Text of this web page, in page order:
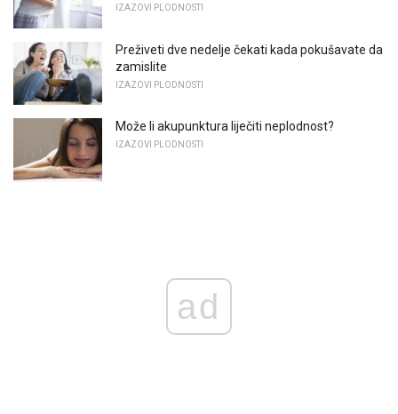
IZAZOVI PLODNOSTI
Preživeti dve nedelje čekati kada pokušavate da
zamislite
IZAZOVI PLODNOSTI
Može li akupunktura liječiti neplodnost?
IZAZOVI PLODNOSTI
ad